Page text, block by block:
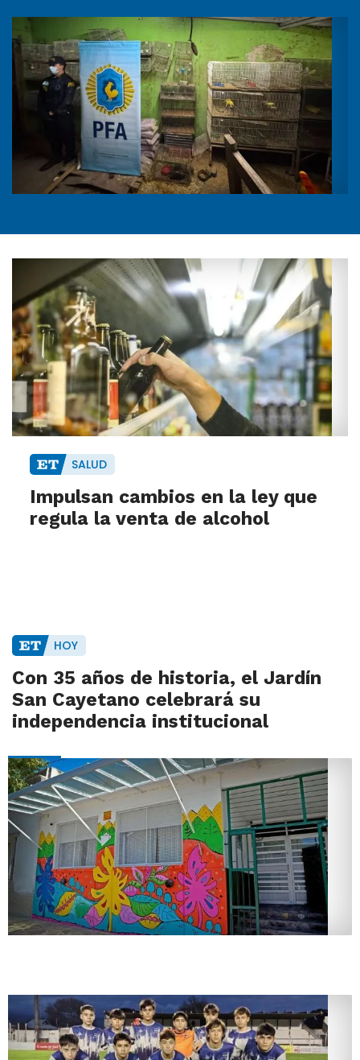
SALUD
Impulsan cambios en la ley que
regula la venta de alcohol
HOY
Con 35 años de historia, el Jardín
San Cayetano celebrará su
independencia institucional